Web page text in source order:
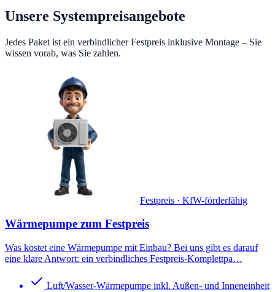
Unsere Systempreisangebote
Jedes Paket ist ein verbindlicher Festpreis inklusive Montage – Sie
wissen vorab, was Sie zahlen.
Festpreis · KfW-förderfähig
Wärmepumpe zum Festpreis
Was kostet eine Wärmepumpe mit Einbau? Bei uns gibt es darauf
eine klare Antwort: ein verbindliches Festpreis-Komplettpa…
Luft/Wasser-Wärmepumpe inkl. Außen- und Inneneinheit